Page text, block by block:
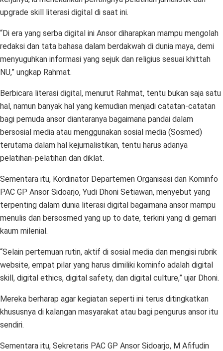
upgrade skill literasi digital di saat ini.
“Di era yang serba digital ini Ansor diharapkan mampu mengolah
redaksi dan tata bahasa dalam berdakwah di dunia maya, demi
menyuguhkan informasi yang sejuk dan religius sesuai khittah
NU,” ungkap Rahmat.
Berbicara literasi digital, menurut Rahmat, tentu bukan saja satu
hal, namun banyak hal yang kemudian menjadi catatan-catatan
bagi pemuda ansor diantaranya bagaimana pandai dalam
bersosial media atau menggunakan sosial media (Sosmed)
terutama dalam hal kejurnalistikan, tentu harus adanya
pelatihan-pelatihan dan diklat.
Sementara itu, Kordinator Departemen Organisasi dan Kominfo
PAC GP Ansor Sidoarjo, Yudi Dhoni Setiawan, menyebut yang
terpenting dalam dunia literasi digital bagaimana ansor mampu
menulis dan bersosmed yang up to date, terkini yang di gemari
kaum milenial.
“Selain pertemuan rutin, aktif di sosial media dan mengisi rubrik
website, empat pilar yang harus dimiliki kominfo adalah digital
skill, digital ethics, digital safety, dan digital culture,” ujar Dhoni.
Mereka berharap agar kegiatan seperti ini terus ditingkatkan
khususnya di kalangan masyarakat atau bagi pengurus ansor itu
sendiri.
Sementara itu, Sekretaris PAC GP Ansor Sidoarjo, M Afifudin